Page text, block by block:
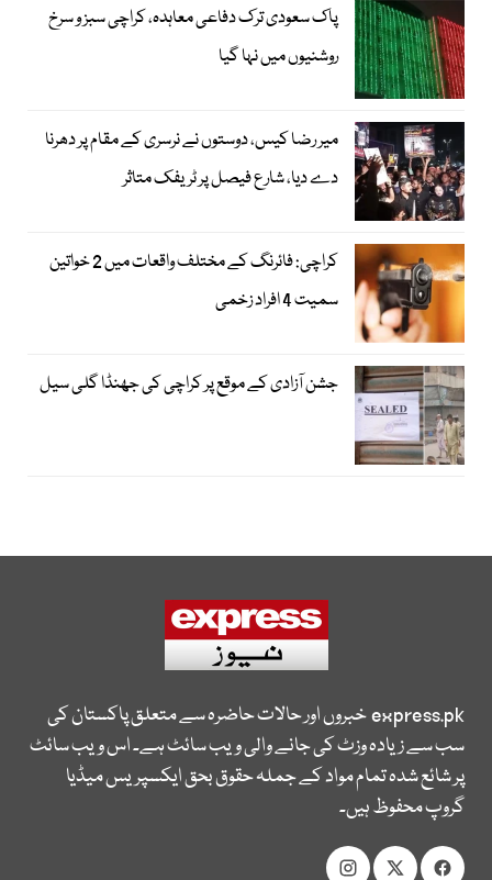
پاک سعودی ترک دفاعی معاہدہ، کراچی سبز و سرخ
روشنیوں میں نہا گیا
میر رضا کیس، دوستوں نے نرسری کے مقام پر دھرنا
دے دیا، شارع فیصل پر ٹریفک متاثر
کراچی: فائرنگ کے مختلف واقعات میں 2 خواتین
سمیت 4 افراد زخمی
جشن آزادی کے موقع پر کراچی کی جھنڈا گلی سیل
express.pkخبروں اور حالات حاضرہ سے متعلق پاکستان کی
سب سے زیادہ وزٹ کی جانے والی ویب سائٹ ہے۔ اس ویب سائٹ
پر شائع شدہ تمام مواد کے جملہ حقوق بحق ایکسپریس میڈیا
گروپ محفوظ ہیں۔